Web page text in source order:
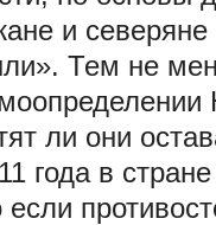
и
Тем не
ли они
года в
если